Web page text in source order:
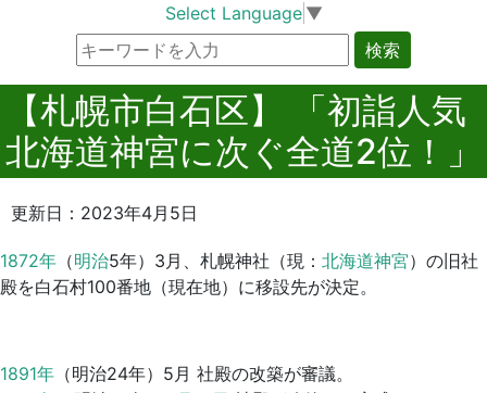
Select Language ▼
検索
【札幌市白石区】 「初詣人気
北海道神宮に次ぐ全道2位！」
更新日：2023年4月5日
1872年 （明治5年）3月、札幌神社（現： 北海道神宮）の旧社
殿を白石村100番地（現在地）に移設先が決定。
1891年 （明治24年）5月 社殿の改築が審議。